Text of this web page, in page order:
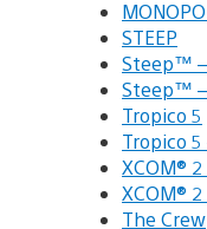
STEEP
Steep™
Steep™ –
Tropico 5
Tropico
XCOM®
XCOM®
The Crew